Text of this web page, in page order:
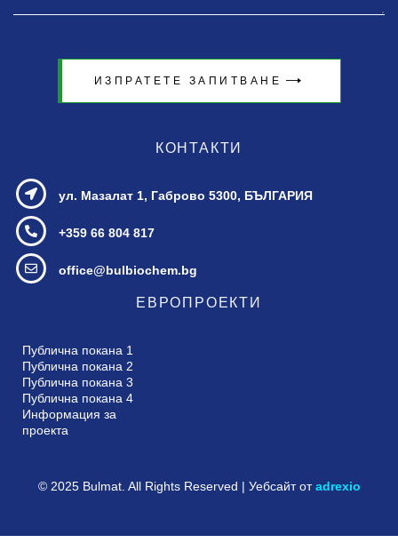
ИЗПРАТЕТЕ ЗАПИТВАНЕ
КОНТАКТИ
ул. Мазалат 1, Габрово 5300, БЪЛГАРИЯ
+359 66 804 817
office@bulbiochem.bg
ЕВРОПРОЕКТИ
Публична покана 1
Публична покана 2
Публична покана 3
Публична покана 4
Информация за
проекта
© 2025 Bulmat. All Rights Reserved | Уебсайт отadrexio